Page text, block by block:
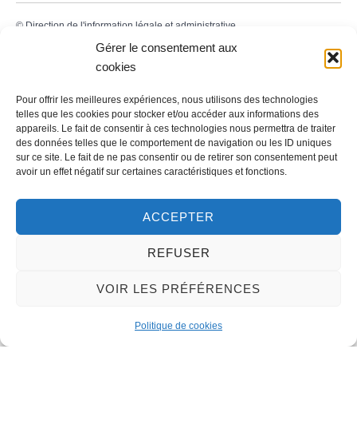
Gérer le consentement aux
cookies
Pour offrir les meilleures expériences, nous utilisons des technologies
telles que les cookies pour stocker et/ou accéder aux informations des
appareils. Le fait de consentir à ces technologies nous permettra de traiter
des données telles que le comportement de navigation ou les ID uniques
sur ce site. Le fait de ne pas consentir ou de retirer son consentement peut
avoir un effet négatif sur certaines caractéristiques et fonctions.
ACCEPTER
REFUSER
VOIR LES PRÉFÉRENCES
Politique de cookies
Contact
LA MAIRIE
32 rue du Général-de-Gaulle
45130 – Meung-sur-Loire
mairie@meung-sur-loire.com
© Direction de l'information légale et administrative